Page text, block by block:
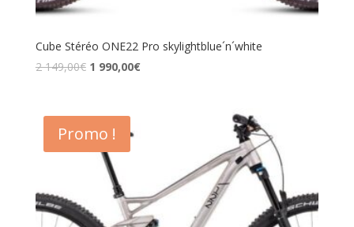
Cube Stéréo ONE22 Pro skylightblue´n´white
2 149,00€ 1 990,00€
Promo !